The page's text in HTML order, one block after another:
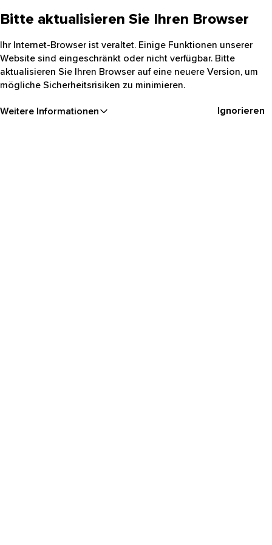
Bitte aktualisieren Sie Ihren Browser
Ihr Internet-Browser ist veraltet. Einige Funktionen unserer
Website sind eingeschränkt oder nicht verfügbar. Bitte
aktualisieren Sie Ihren Browser auf eine neuere Version, um
mögliche Sicherheitsrisiken zu minimieren.
Weitere Informationen Ignorieren